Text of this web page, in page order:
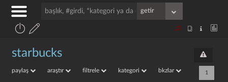
starbucks
paylaş araştır filtrele kategori bkzlar 1